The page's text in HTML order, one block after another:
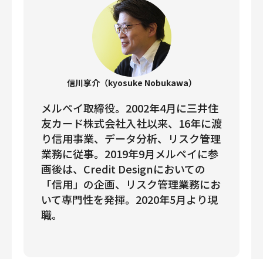
信川享介（kyosuke Nobukawa）
メルペイ取締役。2002年4月に三井住
友カード株式会社入社以来、16年に渡
り信用事業、データ分析、リスク管理
業務に従事。2019年9月メルペイに参
画後は、Credit Designにおいての
「信用」の企画、リスク管理業務にお
いて専門性を発揮。2020年5月より現
職。